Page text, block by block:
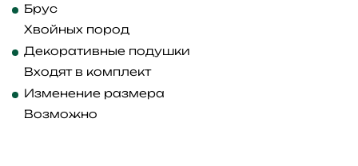
Брус
Хвойных пород
Декоративные подушки
Входят в комплект
Изменение размера
Возможно